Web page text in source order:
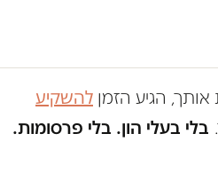
הגיע הזמן להשקיע
בלי בעלי הון. בלי פרסומות.